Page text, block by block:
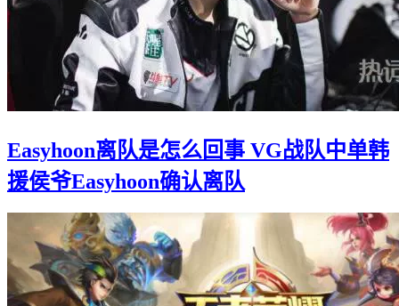
Easyhoon离队是怎么回事 VG战队中单韩
援侯爷Easyhoon确认离队